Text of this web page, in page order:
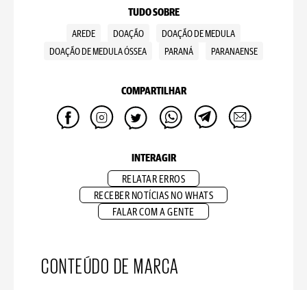
TUDO SOBRE
AREDE DOAÇÃO
DOAÇÃO DE MEDULA
DOAÇÃO DE MEDULA ÓSSEA
PARANÁ PARANAENSE
COMPARTILHAR
INTERAGIR
RELATAR ERROS
RECEBER NOTÍCIAS NO WHATS
FALAR COM A GENTE
CONTEÚDO DE MARCA